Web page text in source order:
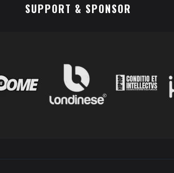
SUPPORT & SPONSOR